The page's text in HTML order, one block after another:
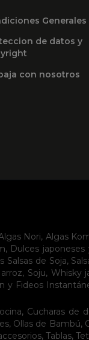
Generales
de datos y
con nosotros
Nori, Algas
, Dulces
Salsas de Soja,
, Soju, Whisky
y Fideos
, Cucharas de
, Ollas de Bambú,
, Tablas,